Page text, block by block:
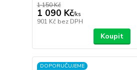
1 150 Kč
1 090 Kč/ks
901 Kč bez DPH
Koupit
DOPORUČUJEME